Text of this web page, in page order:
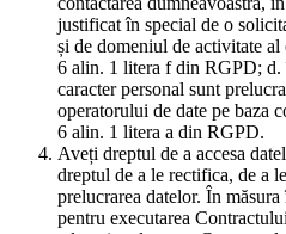
justificat în special de o
și de domeniul de activitate
6 alin. 1 litera f din RGPD; d.
caracter personal sunt
operatorului de date pe baza
6 alin. 1 litera a din RGPD.
Aveți dreptul de a accesa
dreptul de a le rectifica, de a
prelucrarea datelor. În măsura
pentru executarea